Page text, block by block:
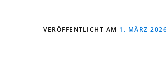
VERÖFFENTLICHT AM 1. MÄRZ 2026